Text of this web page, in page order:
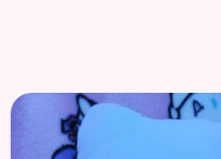
Licences
Informations